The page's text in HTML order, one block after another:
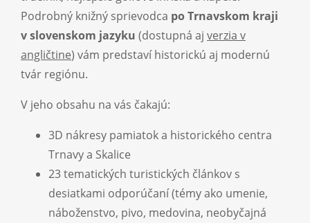
Podrobný knižný sprievodca po Trnavskom kraji
v slovenskom jazyku (dostupná aj verzia v
angličtine) vám predstaví historickú aj modernú
tvár regiónu.
V jeho obsahu na vás čakajú:
3D nákresy pamiatok a historického centra
Trnavy a Skalice
23 tematických turistických článkov s
desiatkami odporúčaní (témy ako umenie,
náboženstvo, pivo, medovina, neobyčajná